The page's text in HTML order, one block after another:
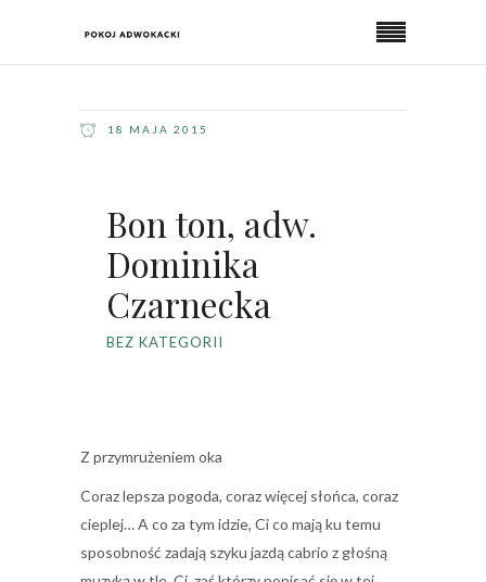
18 MAJA 2015
Bon ton, adw.
Dominika
Czarnecka
BEZ KATEGORII
Z przymrużeniem oka
Coraz lepsza pogoda, coraz więcej słońca, coraz
cieplej… A co za tym idzie, Ci co mają ku temu
sposobność zadają szyku jazdą cabrio z głośną